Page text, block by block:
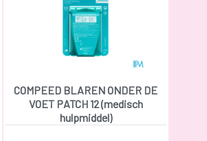
COMPEED BLAREN ONDER DE
VOET PATCH 12 (medisch
hulpmiddel)